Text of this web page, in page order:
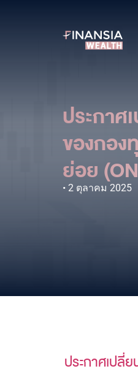
ประกาศ
ของกอ
ย่อย
2 ตุลาคม 2025
ประกาศเปลี่